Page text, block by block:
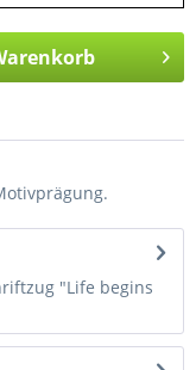
"Life begins